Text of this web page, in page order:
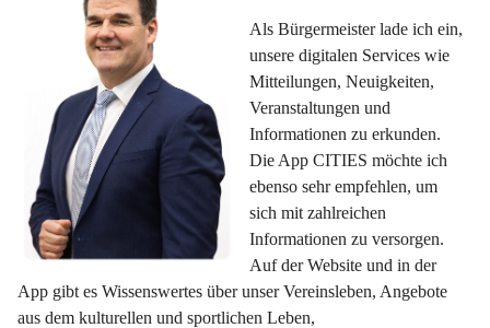
Als Bürgermeister lade ich ein,
unsere digitalen Services wie
Mitteilungen, Neuigkeiten,
Veranstaltungen und
Informationen zu erkunden.
Die App CITIES möchte ich
ebenso sehr empfehlen, um
sich mit zahlreichen
Informationen zu versorgen.
Auf der Website und in der
App gibt es Wissenswertes über unser Vereinsleben, Angebote
aus dem kulturellen und sportlichen Leben,